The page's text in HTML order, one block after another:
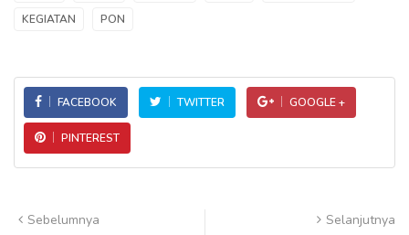
KEGIATAN
PON
FACEBOOK TWITTER GOOGLE +
PINTEREST
Sebelumnya Selanjutnya